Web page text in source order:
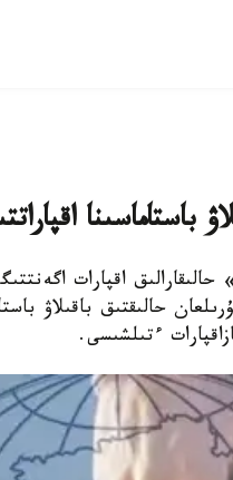
باستاماسىنا
اقپارات
حالىقتىق باقىلاۋ
ءتىلشىسى.